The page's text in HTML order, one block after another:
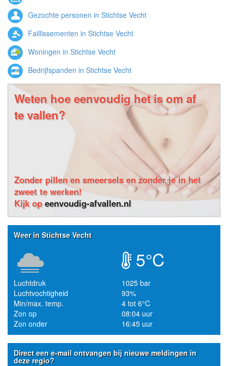
Gezochte personen in Stichtse Vecht
Faillissementen in Stichtse Vecht
Woningen in Stichtse Vecht
Bedrijfspanden in Stichtse Vecht
Weten hoe eenvoudig het is om af
te vallen?
Zonder pillen en smeersels en zonder je in het
zweet te werken!
Kijk opeenvoudig-afvallen.nl
Weer in Stichtse Vecht
5°C
Luchtdruk
1025 bar
Luchtvochtigheid
93%
Min/max. temp.
4 tot 6°C
Zon op
08:04 uur
Zon onder
16:45 uur
Direct een e-mail ontvangen bij nieuwe meldingen in
deze regio?